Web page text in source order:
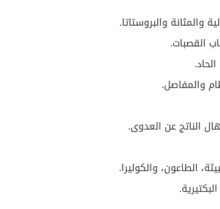
والمثانة والبروستاتا.
القصبات.
والمفاصل.
الناتج عن العدوى.
الطاعون، والكوليرا.